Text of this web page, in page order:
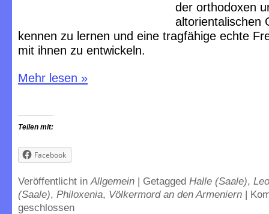
der orthodoxen
altorientalischen
kennen zu lernen und eine tragfähige echte
mit ihnen zu entwickeln.
Mehr lesen »
Teilen mit:
Facebook
Veröffentlicht inAllgemein | Getagged Halle (Saale),
(Saale), Philoxenia, Völkermord an den Armeniern |
geschlossen